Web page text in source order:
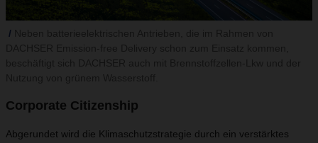
Corporate Citizenship
Abgerundet wird die Klimaschutzstrategie durch ein verstärktes